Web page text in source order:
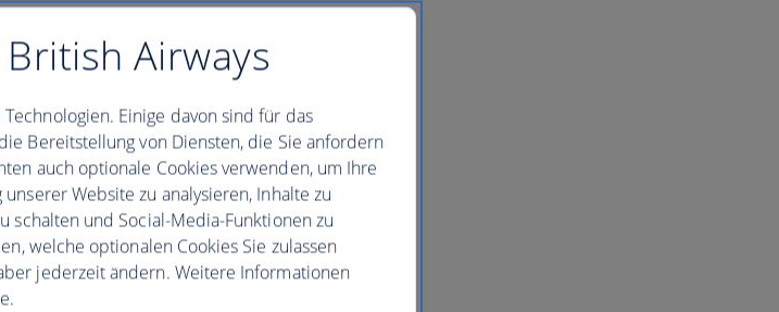
Airways
Einige davon sind für das
Bereitstellung von Diensten, die Sie anfordern
auch optionale Cookies verwenden, um Ihre
Website zu analysieren, Inhalte zu
schalten und Social-Media-Funktionen zu
welche optionalen Cookies Sie zulassen
jederzeit ändern. Weitere Informationen